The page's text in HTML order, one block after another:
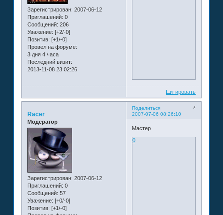
Зарегистрирован: 2007-06-12
Приглашений: 0
Сообщений: 206
Уважение: [+2/-0]
Позитив: [+1/-0]
Провел на форуме:
3 дня 4 часа
Последний визит:
2013-11-08 23:02:26
Цитировать
Поделиться
7
2007-07-06 08:26:10
Racer
Модератор
Зарегистрирован: 2007-06-12
Приглашений: 0
Сообщений: 57
Уважение: [+0/-0]
Позитив: [+1/-0]
Мастер
0